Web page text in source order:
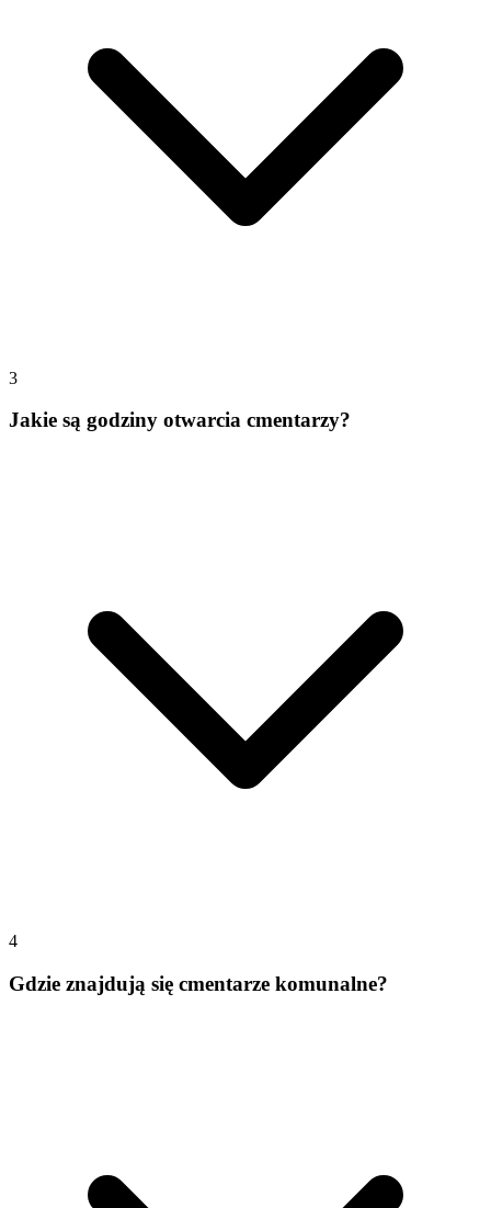
3
Jakie są godziny otwarcia cmentarzy?
4
Gdzie znajdują się cmentarze komunalne?